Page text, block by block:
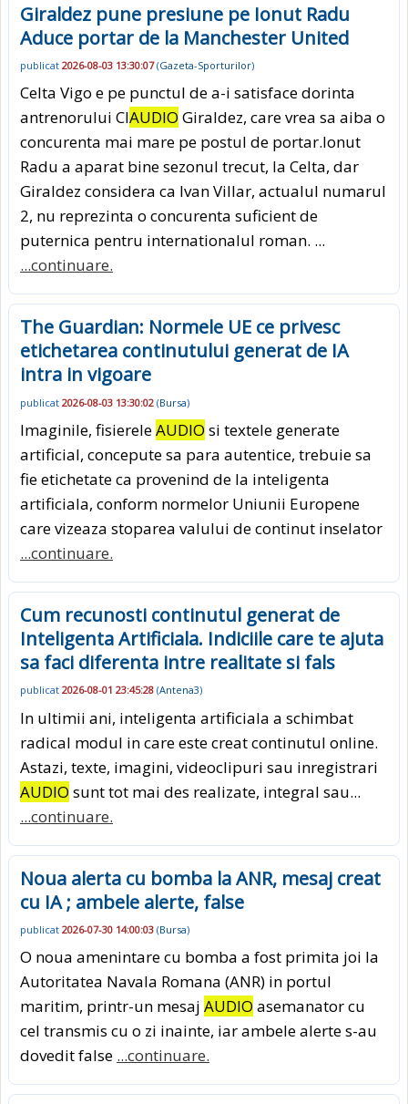
Giraldez pune presiune pe Ionut Radu
Aduce portar de la Manchester United
publicat 2026-08-03 13:30:07(Gazeta-Sporturilor)
Celta Vigo e pe punctul de a-i satisface dorinta
antrenorului ClAUDIO Giraldez, care vrea sa aiba o
concurenta mai mare pe postul de portar.Ionut
Radu a aparat bine sezonul trecut, la Celta, dar
Giraldez considera ca Ivan Villar, actualul numarul
2, nu reprezinta o concurenta suficient de
puternica pentru internationalul roman. ...
...continuare.
The Guardian: Normele UE ce privesc
etichetarea continutului generat de IA
intra in vigoare
publicat 2026-08-03 13:30:02 (Bursa)
Imaginile, fisiereleAUDIO si textele generate
artificial, concepute sa para autentice, trebuie sa
fie etichetate ca provenind de la inteligenta
artificiala, conform normelor Uniunii Europene
care vizeaza stoparea valului de continut inselator
...continuare.
Cum recunosti continutul generat de
Inteligenta Artificiala. Indiciile care te ajuta
sa faci diferenta intre realitate si fals
publicat 2026-08-01 23:45:28 (Antena3)
In ultimii ani, inteligenta artificiala a schimbat
radical modul in care este creat continutul online.
Astazi, texte, imagini, videoclipuri sau inregistrari
AUDIO sunt tot mai des realizate, integral sau...
...continuare.
Noua alerta cu bomba la ANR, mesaj creat
cu IA ; ambele alerte, false
publicat 2026-07-30 14:00:03 (Bursa)
O noua amenintare cu bomba a fost primita joi la
Autoritatea Navala Romana (ANR) in portul
maritim, printr-un mesaj AUDIO asemanator cu
cel transmis cu o zi inainte, iar ambele alerte s-au
dovedit false ...continuare.